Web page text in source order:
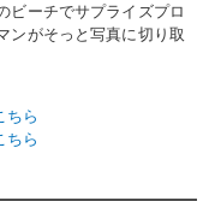
ビーチでサプライズプロ
ンがそっと写真に切り取
ちら
ちら